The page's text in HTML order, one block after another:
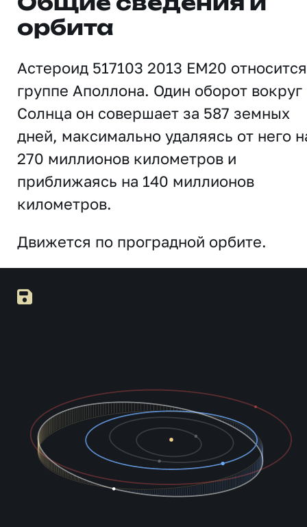
Общие сведения и
орбита
Астероид 517103 2013 EM20
группе Аполлона. Один оборот вокруг
Солнца он совершает за 587 земных
дней, максимально удаляясь от него
270 миллионов километров и
приближаясь на 140 миллионов
километров.
Движется по проградной орбите.